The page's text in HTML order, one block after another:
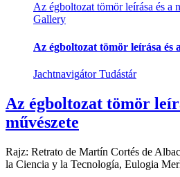
Az égboltozat tömör leírása és a
Gallery
Az égboltozat tömör leírása és
Jachtnavigátor Tudástár
Az égboltozat tömör
művészete
Rajz: Retrato de Martín Cortés de
la Ciencia y la Tecnología, Eulogia